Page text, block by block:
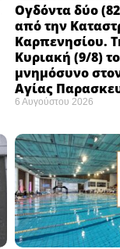
Ογδόντα δύο
από την
Καρπενησίου.
Κυριακή (9/8) το
μνημόσυνο
Αγίας
6 Αυγούστου 2026